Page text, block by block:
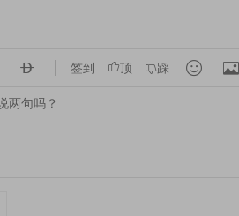
 签到 顶 踩  